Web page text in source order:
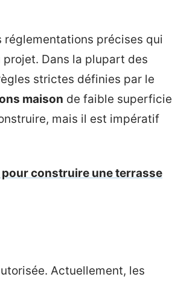
réglementations précises qui
Dans la plupart des
strictes définies par le
maison de faible superficie
mais il est impératif
construire une terrasse
Actuellement, les